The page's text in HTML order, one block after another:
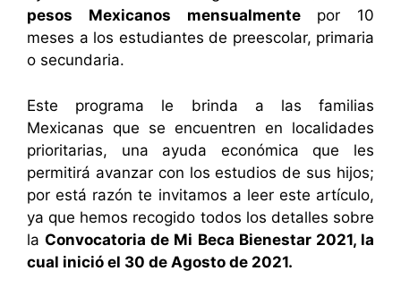
pesos Mexicanos mensualmentepor 10
meses a los estudiantes de preescolar, primaria
o secundaria.
Este programa le brinda a las familias
Mexicanas que se encuentren en localidades
prioritarias, una ayuda económica que les
permitirá avanzar con los estudios de sus hijos;
por está razón te invitamos a leer este artículo,
ya que hemos recogido todos los detalles sobre
laConvocatoria de Mi Beca Bienestar 2021, la
cual inició el 30 de Agosto de 2021.